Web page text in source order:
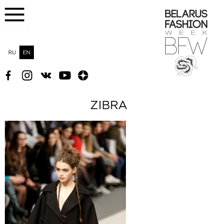
RU EN
ZIBRA